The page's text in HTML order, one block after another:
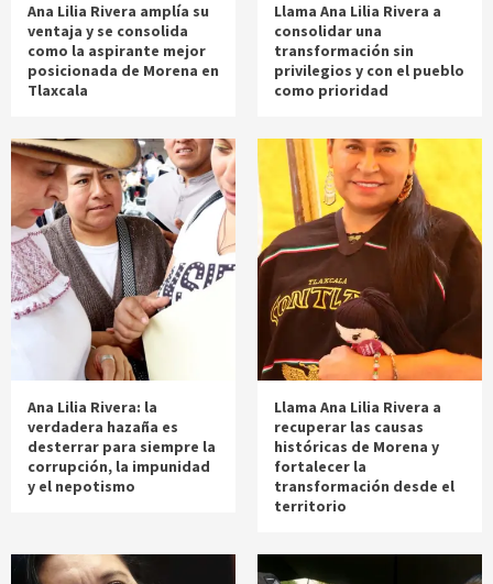
Ana Lilia Rivera amplía su
ventaja y se consolida
como la aspirante mejor
posicionada de Morena en
Tlaxcala
Llama Ana Lilia Rivera a
consolidar una
transformación sin
privilegios y con el pueblo
como prioridad
Ana Lilia Rivera: la
verdadera hazaña es
desterrar para siempre la
corrupción, la impunidad
y el nepotismo
Llama Ana Lilia Rivera a
recuperar las causas
históricas de Morena y
fortalecer la
transformación desde el
territorio